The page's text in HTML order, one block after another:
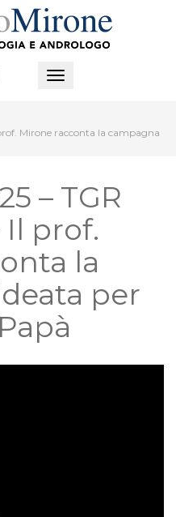
Mostra
Mirone racconta la campagna
– TGR
Il prof.
la
per